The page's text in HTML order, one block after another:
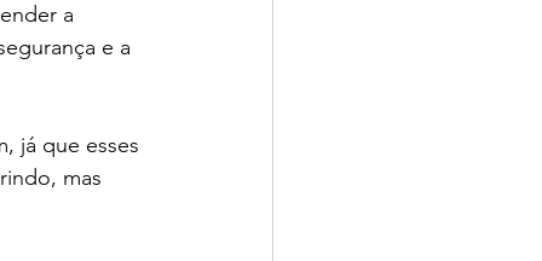
a
e a
já que esses
mas